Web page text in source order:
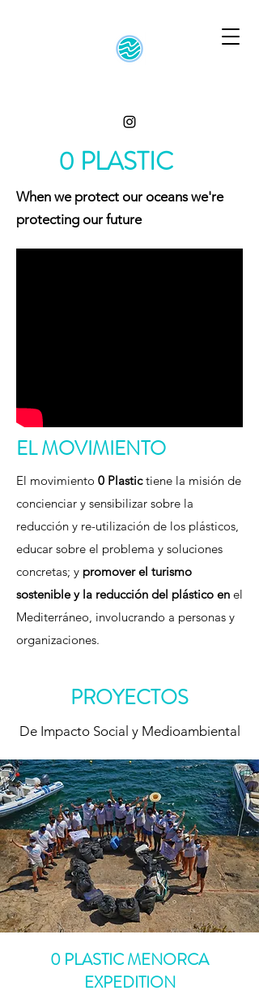
0 PLASTIC
When we protect our oceans we're
protecting our future
EL MOVIMIENTO
El movimiento 0 Plastictiene la misión de
concienciar y sensibilizar sobre la
reducción y re-utilización de los plásticos,
educar sobre el problema y soluciones
concretas; y promover el turismo
sostenible y la reducción del plástico en el
Mediterráneo, involucrando a personas y
organizaciones.
PROYECTOS
De Impacto Social y Medioambiental
0 PLASTIC MENORCA
EXPEDITION